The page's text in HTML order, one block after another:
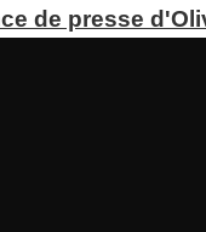
de presse